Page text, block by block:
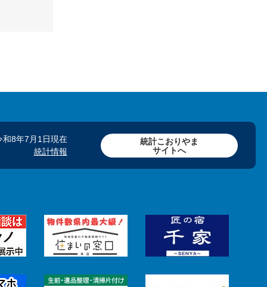
和8年7月1日現在
統計情報
統計こおりやま
サイトへ